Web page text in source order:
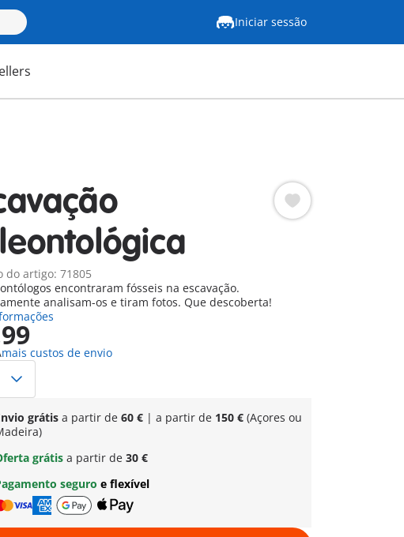
Iniciar sessão
do artigo: 71805
encontraram fósseis na escavação.
analisam-os e tiram fotos. Que descoberta!
mais custos de envio
grátisa partir de 60 €| a partir de 150 €(Açores ou
grátisa partir de 30 €
seguro e flexível